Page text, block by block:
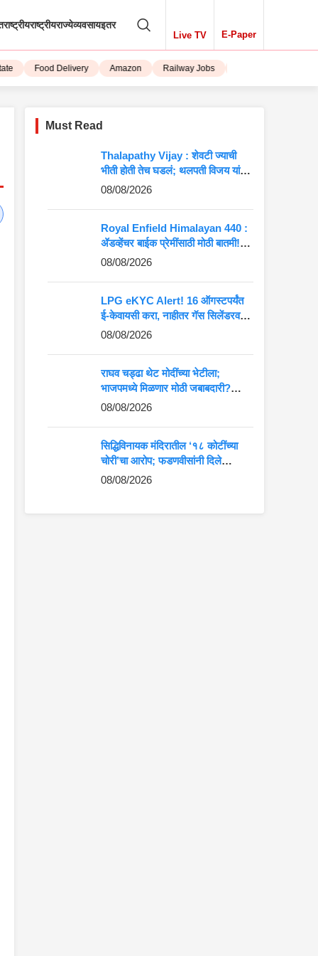
राष्ट्रीयराज्येव्यवसायइतर
Live TV E-Paper
Food Delivery Amazon Railway Jobs iPhone 15
Must Read
Thalapathy Vijay : शेवटी ज्याची
भीती होती तेच घडलं; थलपती विजय यांना
मोठा झटका, 37 खासदारांची दांडी!
08/08/2026
Royal Enfield Himalayan 440 :
ॲडव्हेंचर बाईक प्रेमींसाठी मोठी बातमी!
दमदार हिमालयन 440 लवकरच बाजारात
08/08/2026
LPG eKYC Alert! 16 ऑगस्टपर्यंत
ई-केवायसी करा, नाहीतर गॅस सिलेंडरवर
येणार संकट?
08/08/2026
राघव चड्ढा थेट मोदींच्या भेटीला;
भाजपमध्ये मिळणार मोठी जबाबदारी?
पंजाबमध्ये चर्चांना उधाण
08/08/2026
सिद्धिविनायक मंदिरातील ‘१८ कोटींच्या
चोरी’चा आरोप; फडणवीसांनी दिले
चौकशीचे आदेश
08/08/2026